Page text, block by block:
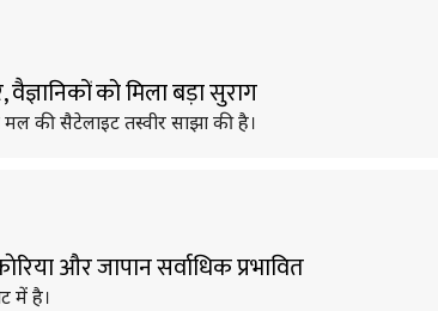
को मिला बड़ा सुराग
की सैटेलाइट तस्वीर साझा की है।
और जापान सर्वाधिक प्रभावित
में है।